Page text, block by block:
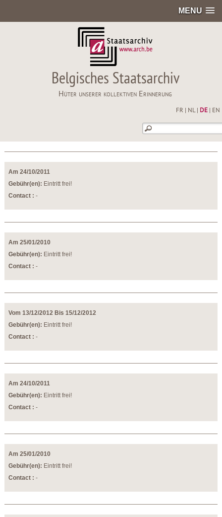
MENU
Belgisches Staatsarchiv
Hüter unserer kollektiven Erinnerung
FR NL| DE| EN
Am 24/10/2011
Gebühr(en): Eintritt frei!
Contact : -
Am 25/01/2010
Gebühr(en): Eintritt frei!
Contact : -
Vom 13/12/2012 Bis 15/12/2012
Gebühr(en): Eintritt frei!
Contact : -
Am 24/10/2011
Gebühr(en): Eintritt frei!
Contact : -
Am 25/01/2010
Gebühr(en): Eintritt frei!
Contact : -